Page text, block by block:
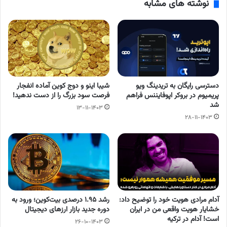
نوشته های مشابه
دسترسی رایگان به تریدینگ‌ ویو
پریمیوم در بروکر اپوفایننس فراهم
شد
۲۸-۱۱-۱۴۰۳
شیبا اینو و دوج کوین آماده انفجار
فرصت سود بزرگ را از دست ندهید!
۱۳-۱۱-۱۴۰۳
آدام مرادی هویت خود را توضیح داد:
خشایار هویت واقعی من در ایران
است! آدام در ترکیه
رشد ۱.۹۵ درصدی بیت‌کوین؛ ورود به
دوره جدید بازار ارزهای دیجیتال
۲۶-۱۰-۱۴۰۳